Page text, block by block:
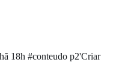
18h #conteudo p2'Criar